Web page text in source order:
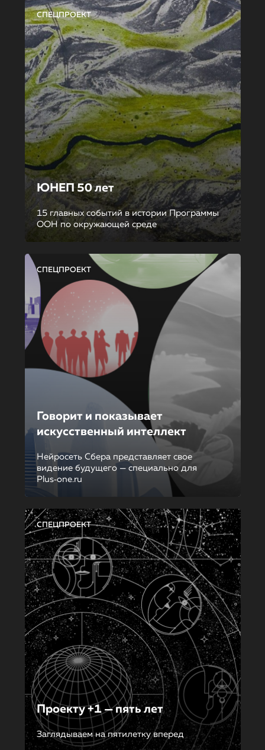
СПЕЦПРОЕКТ
ЮНЕП 50 лет
15 главных событий в истории Программы
ООН по окружающей среде
СПЕЦПРОЕКТ
Говорит и показывает
искусственный интеллект
Нейросеть Сбера представляет свое
видение будущего — специально для
Plus‑one.ru
СПЕЦПРОЕКТ
Проекту +1 — пять лет
Заглядываем на пятилетку вперед